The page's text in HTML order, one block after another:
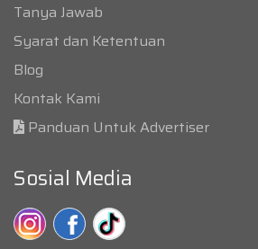
Tanya Jawab
Syarat dan Ketentuan
Blog
Kontak Kami
Panduan Untuk Advertiser
Sosial Media